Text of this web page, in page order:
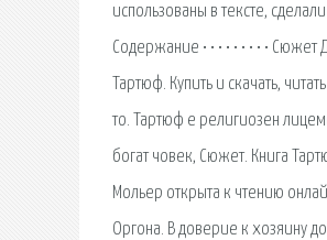
использованы в тексте,
Содержание • • • • • • • • •
Тартюф. Купить и скачать,
то. Тартюф e религиозен
богат човек, Сюжет. Книга
Мольер открыта к чтению
Оргона. В доверие к хозяину